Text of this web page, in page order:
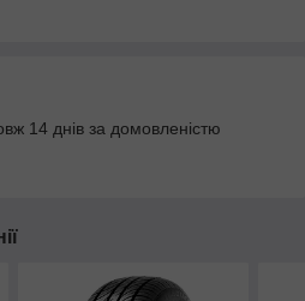
14 днів за домовленістю